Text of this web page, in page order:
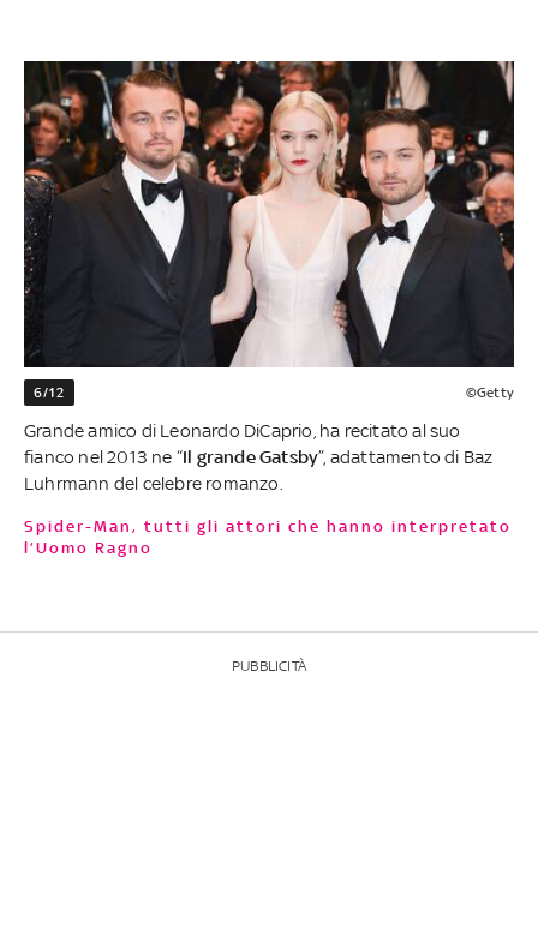
6/12 ©Getty
Grande amico di Leonardo DiCaprio, ha recitato al suo
fianco nel 2013 ne “Il grande Gatsby”, adattamento di Baz
Luhrmann del celebre romanzo.
Spider-Man, tutti gli attori che hanno interpretato
l’Uomo Ragno
PUBBLICITÀ